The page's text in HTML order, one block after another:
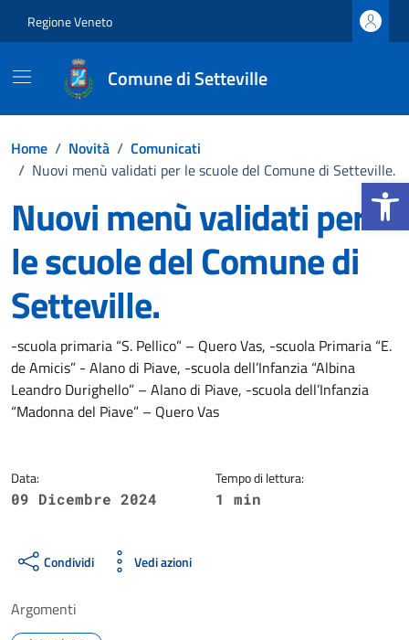
Apri la
Regione Veneto
Comune di Setteville
Home / Novità / Comunicati
/ Nuovi menù validati per le scuole del Comune di Setteville.
Nuovi menù validati per
le scuole del Comune di
Setteville.
Dettagli della notizia
-scuola primaria “S. Pellico” – Quero Vas, -scuola Primaria “E.
de Amicis” - Alano di Piave, -scuola dell’Infanzia “Albina
Leandro Durighello” – Alano di Piave, -scuola dell’Infanzia
“Madonna del Piave” – Quero Vas
Data:
09 Dicembre 2024
Tempo di lettura:
1 min
Condividi Vedi azioni
Argomenti